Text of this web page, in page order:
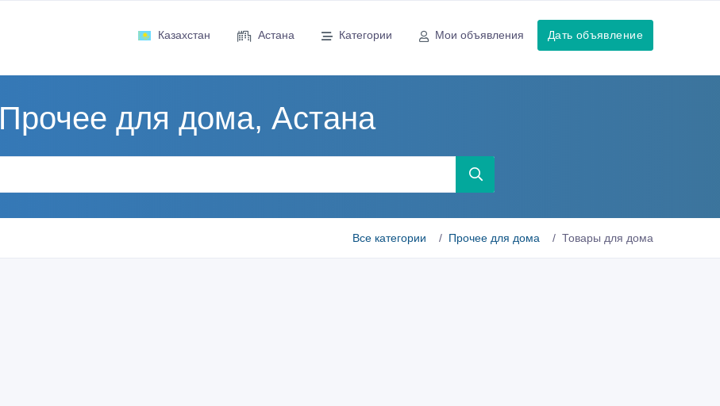
Казахстан Астана Категории Мои объявления Дать объявление
Прочее для дома, Астана
Все категории Прочее для дома Товары для дома